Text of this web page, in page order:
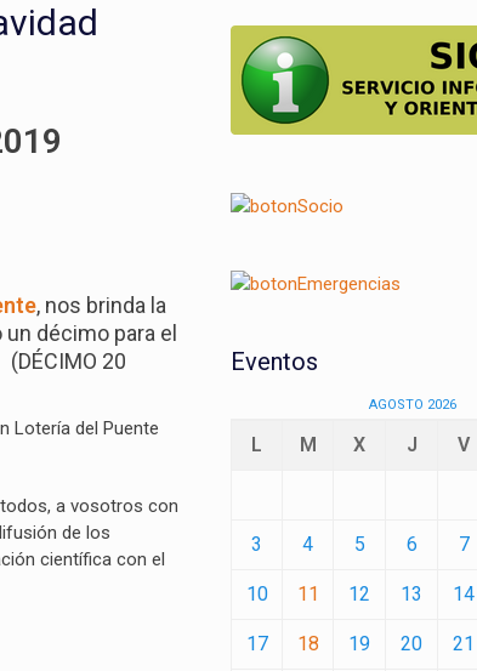
, nos brinda la
décimo para el
20
Lotería del Puente
a vosotros con
de los
científica con el
Eventos
AGOSTO 2026
L M X J V
3 4 5 6 7
10 11 12 13 14
17 18 19 20 21